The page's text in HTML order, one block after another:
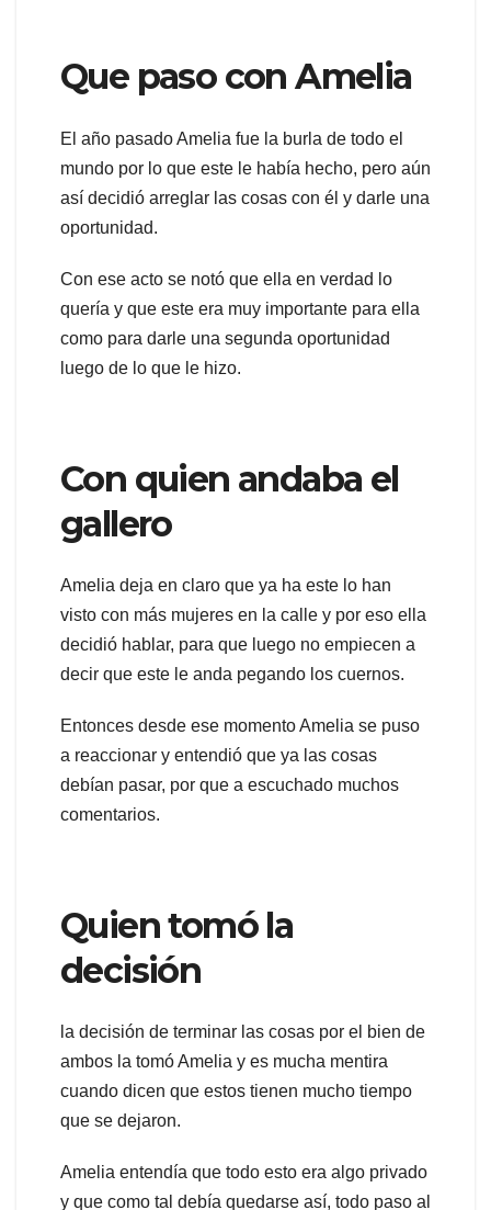
Que paso con Amelia
El año pasado Amelia fue la burla de todo el
mundo por lo que este le había hecho, pero aún
así decidió arreglar las cosas con él y darle una
oportunidad.
Con ese acto se notó que ella en verdad lo
quería y que este era muy importante para ella
como para darle una segunda oportunidad
luego de lo que le hizo.
Con quien andaba el
gallero
Amelia deja en claro que ya ha este lo han
visto con más mujeres en la calle y por eso ella
decidió hablar, para que luego no empiecen a
decir que este le anda pegando los cuernos.
Entonces desde ese momento Amelia se puso
a reaccionar y entendió que ya las cosas
debían pasar, por que a escuchado muchos
comentarios.
Quien tomó la
decisión
la decisión de terminar las cosas por el bien de
ambos la tomó Amelia y es mucha mentira
cuando dicen que estos tienen mucho tiempo
que se dejaron.
Amelia entendía que todo esto era algo privado
y que como tal debía quedarse así, todo paso al